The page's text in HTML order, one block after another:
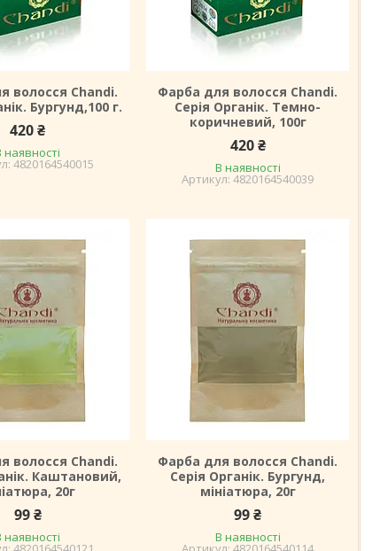
волосся Chandi.
Бургунд,100 г.
420 ₴
наявності
4820164540015
Фарба для волосся Chandi.
Серія Органік. Темно-
коричневий, 100г
420 ₴
В наявності
4820164540039
волосся Chandi.
Каштановий,
20г
99 ₴
наявності
Фарба для волосся Chandi.
Серія Органік. Бургунд,
мініатюра, 20г
99 ₴
В наявності